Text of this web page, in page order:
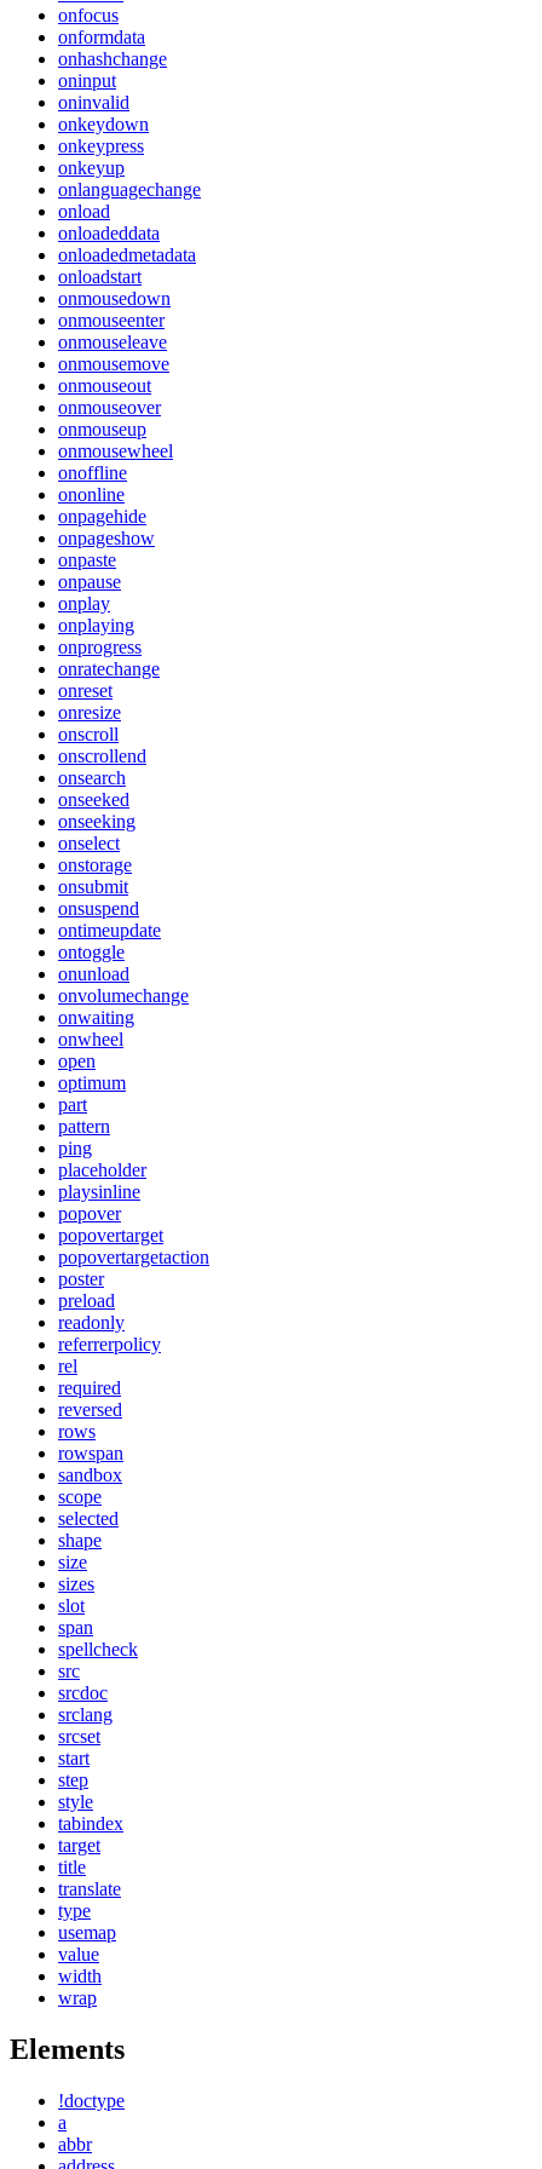
onfocus
onformdata
onhashchange
oninput
oninvalid
onkeydown
onkeypress
onkeyup
onlanguagechange
onload
onloadeddata
onloadedmetadata
onloadstart
onmousedown
onmouseenter
onmouseleave
onmousemove
onmouseout
onmouseover
onmouseup
onmousewheel
onoffline
ononline
onpagehide
onpageshow
onpaste
onpause
onplay
onplaying
onprogress
onratechange
onreset
onresize
onscroll
onscrollend
onsearch
onseeked
onseeking
onselect
onstorage
onsubmit
onsuspend
ontimeupdate
ontoggle
onunload
onvolumechange
onwaiting
onwheel
open
optimum
part
pattern
ping
placeholder
playsinline
popover
popovertarget
popovertargetaction
poster
preload
readonly
referrerpolicy
rel
required
reversed
rows
rowspan
sandbox
scope
selected
shape
size
sizes
slot
span
spellcheck
src
srcdoc
srclang
srcset
start
step
style
tabindex
target
title
translate
type
usemap
value
width
wrap
Elements
!doctype
a
abbr